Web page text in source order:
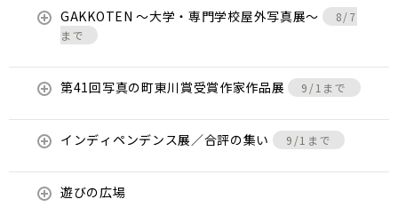
GAKKOTEN ～大学・専門学校屋外写真展～
8/7
まで
第41回写真の町東川賞受賞作家作品展 9/1まで
インディペンデンス展／合評の集い 9/1まで
遊びの広場